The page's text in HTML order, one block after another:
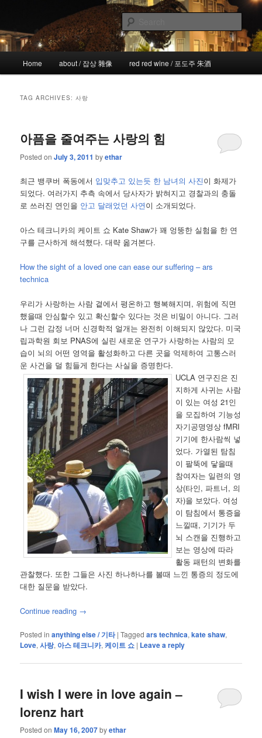
primary
content
secondary
content!wicked
the more I see the less I know
Home about / 잡상 雜像 red red wine / 포도주 朱酒
TAG ARCHIVES:사랑
아픔을 줄여주는 사랑의 힘
Posted onJuly 3, 2011 byethar
최근 뱅쿠버 폭동에서 입맞추고 있는듯 한 남녀의 사진이 화제가
되었다. 여러가지 추측 속에서 당사자가 밝혀지고 경찰과의 충돌
로 쓰러진 연인을 안고 달래었던 사연이 소개되었다.
아스 테크니카의 케이트 쇼 Kate Shaw가 꽤 엉뚱한 실험을 한 연
구를 근사하게 해석했다. 대략 옮겨본다.
How the sight of a loved one can ease our suffering – ars
technica
우리가 사랑하는 사람 곁에서 평온하고 행복해지며, 위험에 직면
했을때 안심할수 있고 확신할수 있다는 것은 비밀이 아니다. 그러
나 그런 감정 너머 신경학적 얼개는 완전히 이해되지 않았다. 미국
립과학원 회보 PNAS에 실린 새로운 연구가 사랑하는 사람의 모
습이 뇌의 어떤 영역을 활성화하고 다른 곳을 억제하여 고통스러
운 사건을 덜 힘들게 한다는 사실을 증명한다.
UCLA 연구진은 진
지하게 사귀는 사람
이 있는 여성 21인
을 모집하여 기능성
자기공명영상 fMRI
기기에 한사람씩 넣
었다. 가열된 탐침
이 팔뚝에 닿을때
참여자는 일련의 영
상(타인, 파트너, 의
자)을 보았다. 여성
이 탐침에서 통증을
느낄때, 기기가 두
뇌 스캔을 진행하고
보는 영상에 따라
활동 패턴의 변화를
관찰했다. 또한 그들은 사진 하나하나를 볼때 느낀 통증의 정도에
대한 질문을 받았다.
Continue reading →
Posted in anything else / 기타 |Tagged ars technica,kate shaw,
Love,사랑, 아스 테크니카,케이트 쇼 | Leave a reply
I wish I were in love again –
lorenz hart
Posted onMay 16, 2007byethar